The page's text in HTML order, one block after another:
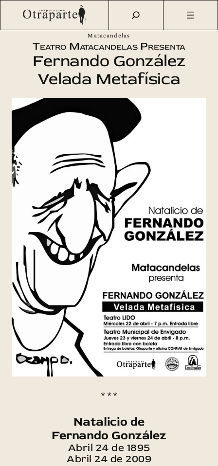
Saltar
Otraparte.org /Agenda Cultural /Teatro
Fernando
González: Velada Metafísica – Colectivo Teatral
Matacandelas
Teatro Matacandelas Presenta
Fernando González
Velada Metafísica
* * *
Natalicio de
Fernando González
Abril 24 de 1895
Abril 24 de 2009